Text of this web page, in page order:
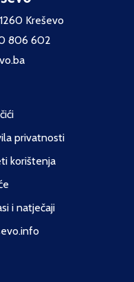
Kreševo
806 602
privatnosti
korištenja
i natječaji